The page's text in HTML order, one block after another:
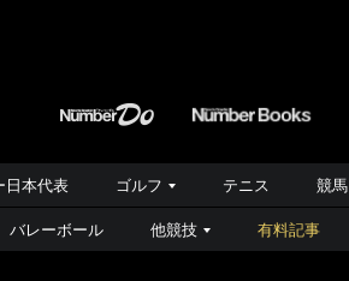
日本代表 ゴルフ テニス 競馬
バレーボール 他競技 有料記事